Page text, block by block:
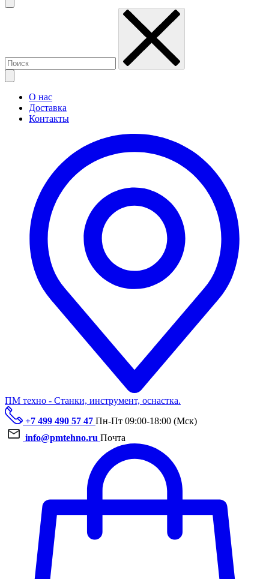
О нас
Доставка
Контакты
ПМ техно - Станки, инструмент, оснастка.
+7 499 490 57 47 Пн-Пт 09:00-18:00 (Мск)
info@pmtehno.ru Почта